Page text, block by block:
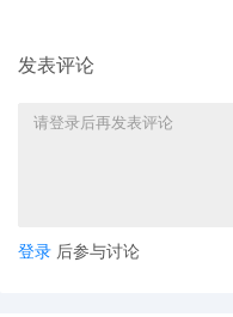
发表评论
登录 后参与讨论